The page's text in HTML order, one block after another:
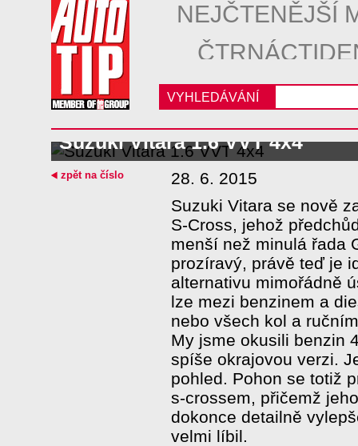
NEJČTENĚJŠÍ
VYHLEDÁVÁNÍ
Suzuki Vitara 1.6 VVT 4x4
28. 6. 2015
Suzuki Vitara se nově
S-Cross, jehož
menší než minulá řada
prozíravý, právě teď je
alternativu mimořádně
lze mezi benzinem a
nebo všech kol a
My jsme okusili benzin
spíše okrajovou verzi.
pohled. Pohon se totiž
s-crossem, přičemž
dokonce detailně
velmi líbil.
zpět na číslo